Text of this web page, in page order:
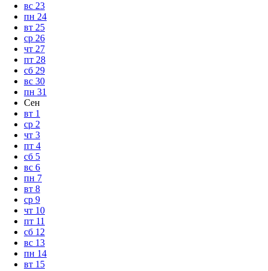
вс 23
пн 24
вт 25
ср 26
чт 27
пт 28
сб 29
вс 30
пн 31
Сен
вт 1
ср 2
чт 3
пт 4
сб 5
вс 6
пн 7
вт 8
ср 9
чт 10
пт 11
сб 12
вс 13
пн 14
вт 15